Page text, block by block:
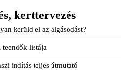
kerttervezés
kerüld el az algásodást?
listája
indítás teljes útmutató